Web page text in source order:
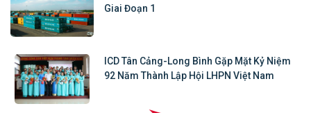
Giai Đoạn 1
ICD Tân Cảng-Long Bình Gặp Mặt Kỷ Niệm
92 Năm Thành Lập Hội LHPN Việt Nam